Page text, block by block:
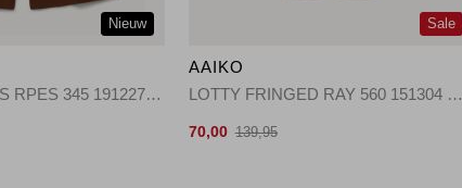
Nieuw
NORE BUTTONS RPES 345 191227 SORREL HORSE
Sale
AAIKO
LOTTY FRINGED RAY 560 151304 SAND
70,00 139,95